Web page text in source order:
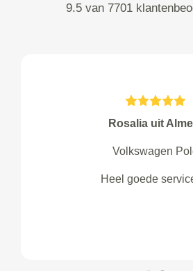
9.5 van 7701
Rosalia uit
Volkswagen
Heel goede